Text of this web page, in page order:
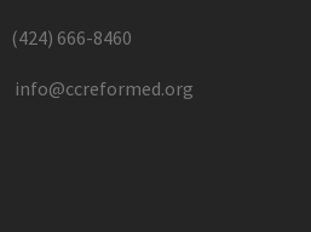
(424) 666-8460
info@ccreformed.org